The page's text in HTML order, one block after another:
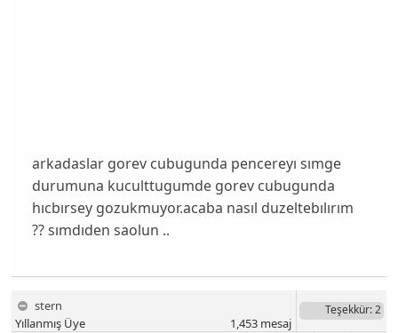
arkadaslar gorev cubugunda pencereyı sımge
durumuna kuculttugumde gorev cubugunda
hıcbırsey gozukmuyor.acaba nasıl duzeltebılırım
?? sımdıden saolun ..
stern
Yıllanmış Üye
Teşekkür: 2
1,453mesaj